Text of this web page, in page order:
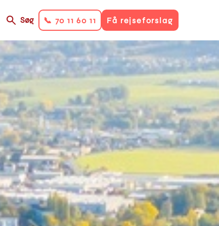
Søg 📞 70 11 60 11 Få rejseforslag